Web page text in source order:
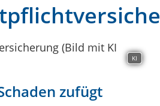
KI
zufügt